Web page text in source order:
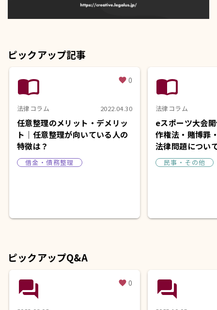
ピックアップ記事
import_contacts favorite 0
法律コラム 2022.04.30
任意整理のメリット・デメリッ
ト｜任意整理が向いている人の
特徴は？
借金・債務整理
import_contacts
法律コラム
eスポーツ大会
作権法・賭博罪
法律問題につい
民事・その他
ピックアップQ&A
question_answer favorite 0 question_answer